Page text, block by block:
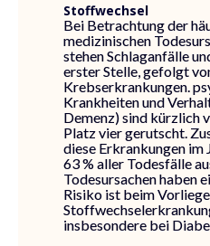
Stoffwechsel
Bei Betrachtung der
medizinischen
stehen Schlaganfälle
erster Stelle, gefolgt
Krebserkrankungen.
Krankheiten und
Demenz) sind kürzlich
Platz vier gerutscht.
diese Erkrankungen im
63 % aller Todesfälle
Todesursachen haben
Risiko ist beim
insbesondere bei